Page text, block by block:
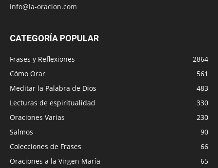
info@la-oracion.com
CATEGORÍA POPULAR
Frases y Reflexiones
2864
Cómo Orar
561
Meditar la Palabra de Dios
483
Lecturas de espiritualidad
330
Oraciones Varias
230
Salmos
90
Colecciones de Frases
66
Oraciones a la Virgen María
65